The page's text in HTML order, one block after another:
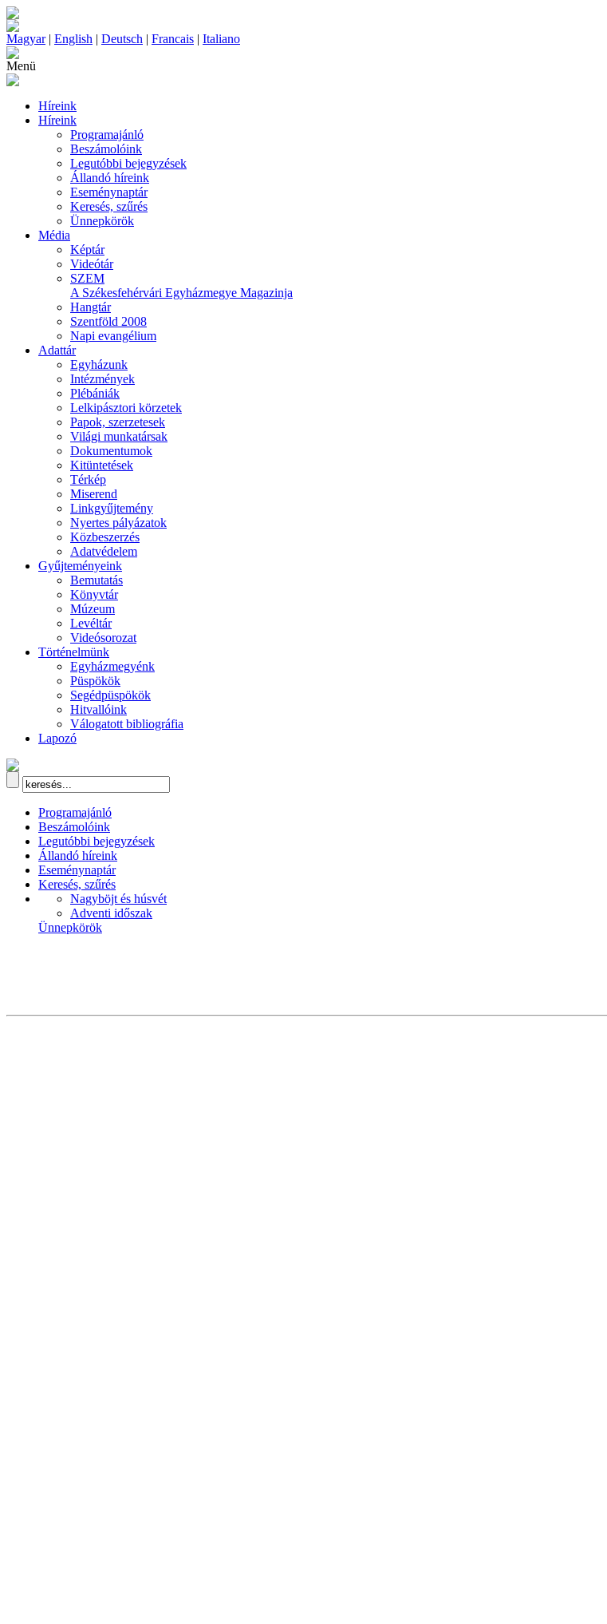
Magyar| English | Deutsch | Francais | Italiano
Menü
Híreink
Híreink
Programajánló
Beszámolóink
Legutóbbi bejegyzések
Állandó híreink
Eseménynaptár
Keresés, szűrés
Ünnepkörök
Média
Képtár
Videótár
SZEM
A Székesfehérvári Egyházmegye Magazinja
Hangtár
Szentföld 2008
Napi evangélium
Adattár
Egyházunk
Intézmények
Plébániák
Lelkipásztori körzetek
Papok, szerzetesek
Világi munkatársak
Dokumentumok
Kitüntetések
Térkép
Miserend
Linkgyűjtemény
Nyertes pályázatok
Közbeszerzés
Adatvédelem
Gyűjteményeink
Bemutatás
Könyvtár
Múzeum
Levéltár
Videósorozat
Történelmünk
Egyházmegyénk
Püspökök
Segédpüspökök
Hitvallóink
Válogatott bibliográfia
Lapozó
Programajánló
Beszámolóink
Legutóbbi bejegyzések
Állandó híreink
Eseménynaptár
Keresés, szűrés
Nagyböjt és húsvét
Adventi időszak
Ünnepkörök